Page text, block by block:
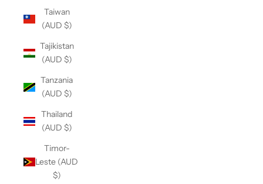
Taiwan
(AUD $)
Tajikistan
(AUD $)
Tanzania
(AUD $)
Thailand
(AUD $)
Timor-
Leste (AUD
$)